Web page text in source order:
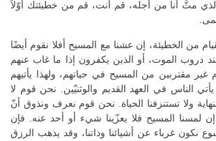
الذي متُّ أنا من أجله، قم أنت، قم من خطيئتك أوّلاً
من الخطيئة، إن عشنا مع المسيح أفلا نقوم أيضًا
دروب الموت، أو الذين يكفرون إذا ما غاب عنهم
مقتربين من المسيح في حياتهم، ولهذا يأتيهم
الناس في العهد القديم والوثنيّين. نحن قوم لا
ولا تستنزفنا الحياة. نحن قوم نعرف ونذوق أنّ
إن لمسنا المسيح فلا يعزّينا شيء أو أحد عنه. فإن
نكون غرباء عن أشيائنا وذاتنا، وقد يذهب الرزق